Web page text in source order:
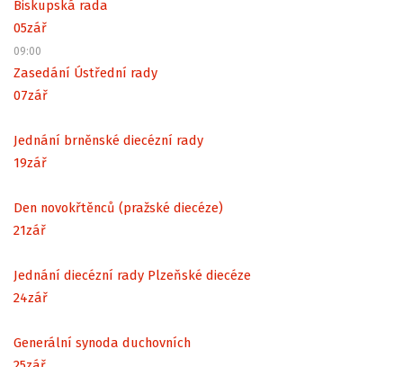
Biskupská rada
05zář
09:00
Zasedání Ústřední rady
07zář
Jednání brněnské diecézní rady
19zář
Den novokřtěnců (pražské diecéze)
21zář
Jednání diecézní rady Plzeňské diecéze
24zář
Generální synoda duchovních